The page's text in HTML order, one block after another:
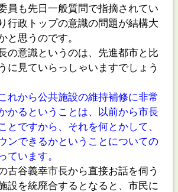
員も先日一般質問で指摘されてい
行政トップの意識の問題が結構大
と思うのです。
の意識というのは、先進都市と比
に見ていらっしゃいますでしょう
れから公共施設の維持補修に非常
かるということは、以前から市長
とですから、それを何とかして、
ンできるかということについての
ています。
古谷義幸市長から直接お話を伺う
設を統廃合するとなると、市民に